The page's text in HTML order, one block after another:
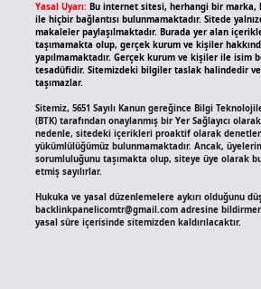
Yasal Uyarı: Bu internet sitesi, herhangi bir marka,
ile hiçbir bağlantısı bulunmamaktadır. Sitede
makaleler paylaşılmaktadır. Burada yer alan
taşımamakta olup, gerçek kurum ve kişiler
yapılmamaktadır. Gerçek kurum ve kişiler ile isim
tesadüfidir. Sitemizdeki bilgiler taslak halindedir
taşımazlar.
Sitemiz, 5651 Sayılı Kanun gereğince Bilgi
(BTK) tarafından onaylanmış bir Yer Sağlayıcı
nedenle, sitedeki içerikleri proaktif olarak
yükümlülüğümüz bulunmamaktadır. Ancak,
sorumluluğunu taşımakta olup, siteye üye olarak
etmiş sayılırlar.
Hukuka ve yasal düzenlemelere aykırı olduğunu
backlinkpanelicomtr@gmail.comadresine
yasal süre içerisinde sitemizden kaldırılacaktır.